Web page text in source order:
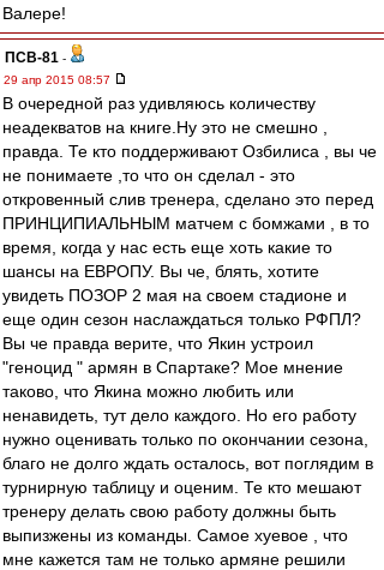
Валере!
ПСВ-81 -
29 апр 2015 08:57
В очередной раз удивляюсь количеству
неадекватов на книге.Ну это не смешно ,
правда. Те кто поддерживают Озбилиса , вы че
не понимаете ,то что он сделал - это
откровенный слив тренера, сделано это перед
ПРИНЦИПИАЛЬНЫМ матчем с бомжами , в то
время, когда у нас есть еще хоть какие то
шансы на ЕВРОПУ. Вы че, блять, хотите
увидеть ПОЗОР 2 мая на своем стадионе и
еще один сезон наслаждаться только РФПЛ?
Вы че правда верите, что Якин устроил
"геноцид " армян в Спартаке? Мое мнение
таково, что Якина можно любить или
ненавидеть, тут дело каждого. Но его работу
нужно оценивать только по окончании сезона,
благо не долго ждать осталось, вот поглядим в
турнирную таблицу и оценим. Те кто мешают
тренеру делать свою работу должны быть
выпизжены из команды. Самое хуевое , что
мне кажется там не только армяне решили